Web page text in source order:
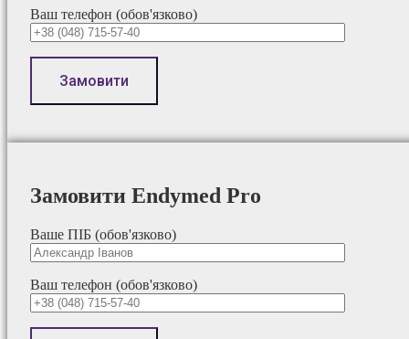
Ваш телефон (обов'язково)
Замовити Endymed Pro
Ваше ПІБ (обов'язково)
Ваш телефон (обов'язково)